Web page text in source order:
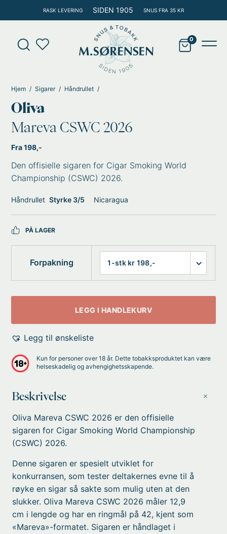
rett
innholdet
RASK LEVERING SIDEN 1905 SNUS FRA 35 KR
Products
search
Hjem Sigarer Håndrullet
Oliva
Mareva CSWC 2026
Fra 198,-
Den offisielle sigaren for Cigar Smoking World
Championship (CSWC) 2026.
Håndrullet Styrke 3/5 Nicaragua
PÅ LAGER
Forpakning
LEGG I HANDLEKURV
Legg til ønskeliste
Kun for personer over 18 år. Dette tobakksproduktet kan være
helseskadelig og avhengighetsskapende.
Beskrivelse
Oliva Mareva CSWC 2026 er den offisielle
sigaren for Cigar Smoking World Championship
(CSWC) 2026.
Denne sigaren er spesielt utviklet for
konkurransen, som tester deltakernes evne til å
røyke en sigar så sakte som mulig uten at den
slukker. Oliva Mareva CSWC 2026 måler 12,9
cm i lengde og har en ringmål på 42, kjent som
«Mareva»-formatet. Sigaren er håndlaget i